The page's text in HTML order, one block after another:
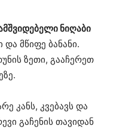
ნიღაბი
მწიფე ბანანი.
ზეთი, გააჩერეთ
კანს, კვებავს და
გაჩენის თავიდან